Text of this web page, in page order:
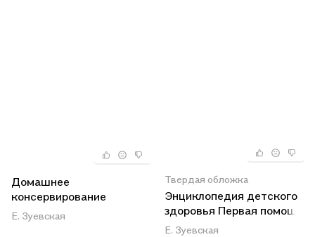
Домашнее
консервирование
Лучшие рецепты
Е. Зуевская
Твердая обложка
Энциклопедия детского
здоровья Первая помощь
и уход за ребенком
Е. Зуевская